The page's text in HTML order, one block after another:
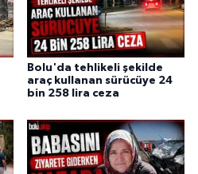
Bolu'da tehlikeli şekilde
araç kullanan sürücüye 24
bin 258 lira ceza